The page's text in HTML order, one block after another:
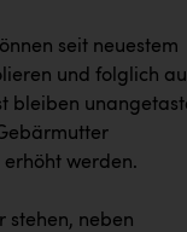
seit neuestem
und folglich
bleiben
werden.
stehen, neben